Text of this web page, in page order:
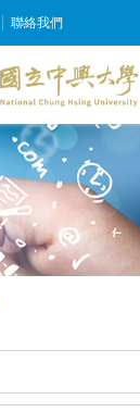
聯絡我們